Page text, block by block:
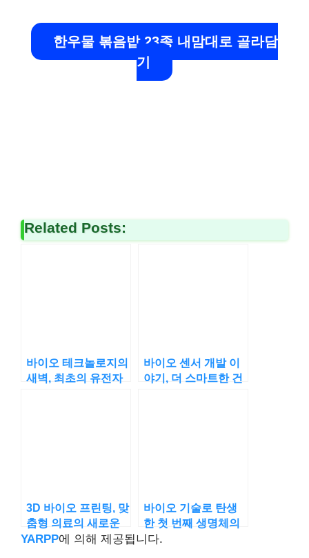
한우물 볶음밥 23종 내맘대로 골라담
기
Related Posts:
바이오 테크놀로지의
새벽, 최초의 유전자
바이오 센서 개발 이
야기, 더 스마트한 건
3D 바이오 프린팅, 맞
춤형 의료의 새로운
지평
바이오 기술로 탄생
한 첫 번째 생명체의
이야기
YARPP에 의해 제공됩니다.